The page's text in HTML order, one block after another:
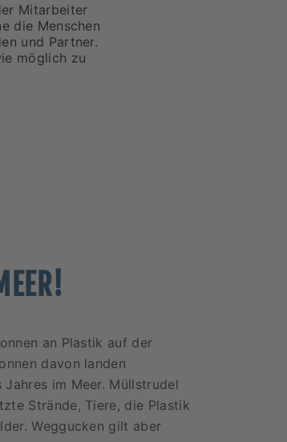
Mitarbeiter
die Menschen
und Partner.
möglich zu
an Plastik auf der
davon landen
im Meer. Müllstrudel
Strände, Tiere, die Plastik
Weggucken gilt aber